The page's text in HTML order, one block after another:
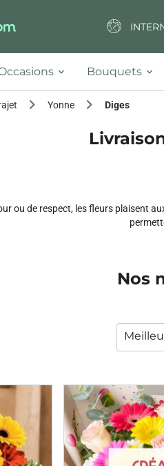
Bouquets
Yonne Diges
ou de respect, les fleurs plaisent
Nos